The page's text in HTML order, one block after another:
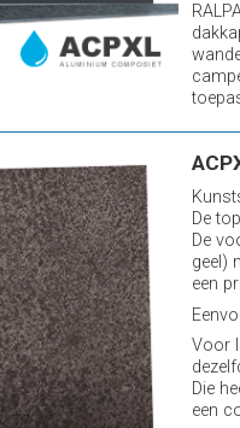
De
De
geel)
een
Voor
Die
een